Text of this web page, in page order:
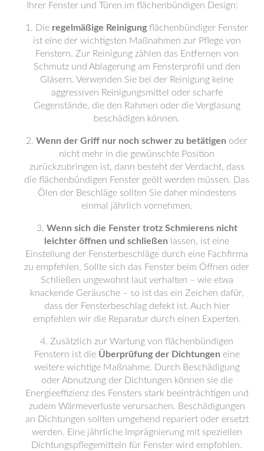
Ihrer Fenster und Türen im flächenbündigen Design:
Die regelmäßige Reinigung flächenbündiger Fenster
ist eine der wichtigsten Maßnahmen zur Pflege von
Fenstern. Zur Reinigung zählen das Entfernen von
Schmutz und Ablagerung am Fensterprofil und den
Gläsern. Verwenden Sie bei der Reinigung keine
aggressiven Reinigungsmittel oder scharfe
Gegenstände, die den Rahmen oder die Verglasung
beschädigen können.
Wenn der Griff nur noch schwer zu betätigen oder
nicht mehr in die gewünschte Position
zurückzubringen ist, dann besteht der Verdacht, dass
die flächenbündigen Fenster geölt werden müssen. Das
Ölen der Beschläge sollten Sie daher mindestens
einmal jährlich vornehmen.
Wenn sich die Fenster trotz Schmierens nicht
leichter öffnen und schließen lassen, ist eine
Einstellung der Fensterbeschläge durch eine Fachfirma
zu empfehlen. Sollte sich das Fenster beim Öffnen oder
Schließen ungewohnt laut verhalten – wie etwa
knackende Geräusche – so ist das ein Zeichen dafür,
dass der Fensterbeschlag defekt ist. Auch hier
empfehlen wir die Reparatur durch einen Experten.
Zusätzlich zur Wartung von flächenbündigen
Fenstern ist die Überprüfung der Dichtungen eine
weitere wichtige Maßnahme. Durch Beschädigung
oder Abnutzung der Dichtungen können sie die
Energieeffizienz des Fensters stark beeinträchtigen und
zudem Wärmeverluste verursachen. Beschädigungen
an Dichtungen sollten umgehend repariert oder ersetzt
werden. Eine jährliche Imprägnierung mit speziellen
Dichtungspflegemitteln für Fenster wird empfohlen.